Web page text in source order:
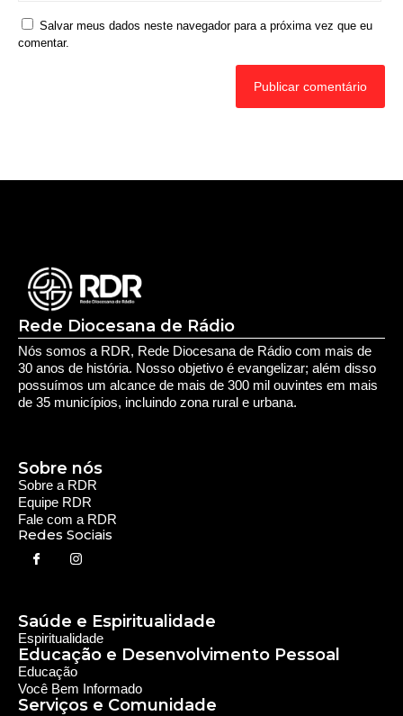
Salvar meus dados neste navegador para a próxima vez que eu
comentar.
Rede Diocesana de Rádio
Nós somos a RDR, Rede Diocesana de Rádio com mais de
30 anos de história. Nosso objetivo é evangelizar; além disso
possuímos um alcance de mais de 300 mil ouvintes em mais
de 35 municípios, incluindo zona rural e urbana.
Sobre a RDR
Equipe RDR
Fale com a RDR
Redes Sociais
Sobre nós
Saúde e Espiritualidade
Espiritualidade
Educação e Desenvolvimento Pessoal
Educação
Você Bem Informado
Serviços e Comunidade